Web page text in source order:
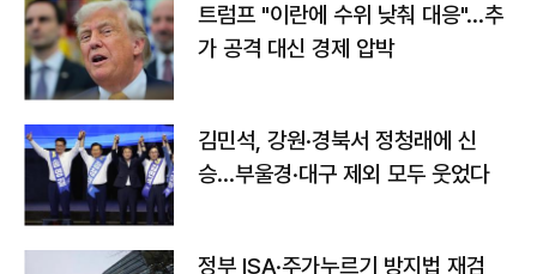
트럼프 "이란에 수위 낮춰 대응"…추
가 공격 대신 경제 압박
김민석, 강원·경북서 정청래에 신
승…부울경·대구 제외 모두 웃었다
정부 ISA·주가누르기 방지법 재검